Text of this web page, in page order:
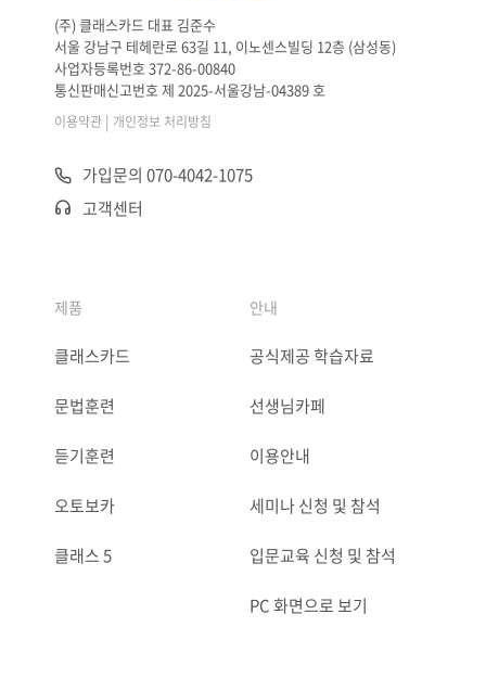
(주) 클래스카드 대표 김준수
서울 강남구 테헤란로 63길 11, 이노센스빌딩 12층 (삼성동)
사업자등록번호 372-86-00840
통신판매신고번호 제 2025-서울강남-04389 호
이용약관 | 개인정보 처리방침
가입문의 070-4042-1075
고객센터
제품
클래스카드
문법훈련
듣기훈련
오토보카
클래스 5
안내
공식제공 학습자료
선생님카페
이용안내
세미나 신청 및 참석
입문교육 신청 및 참석
PC 화면으로 보기